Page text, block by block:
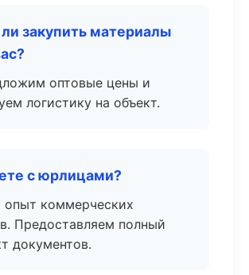
закупить материалы
оптовые цены и
логистику на объект.
с юрлицами?
опыт коммерческих
Предоставляем полный
документов.